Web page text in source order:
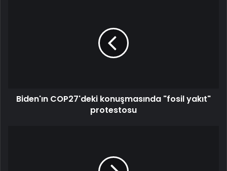
Biden'ın COP27'deki konuşmasında "fosil yakıt"
protestosu